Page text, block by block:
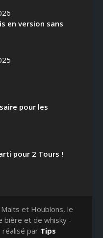
en version sans
pour les
pour 2 Tours !
et Houblons, le
bière et de whisky -
réalisé par Tips